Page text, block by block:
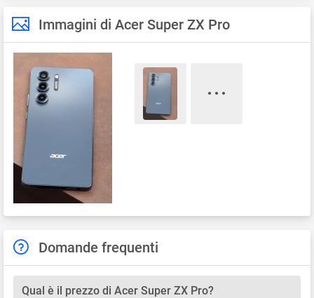
Immagini di Acer Super ZX Pro
Domande frequenti
Qual è il prezzo di Acer Super ZX Pro?